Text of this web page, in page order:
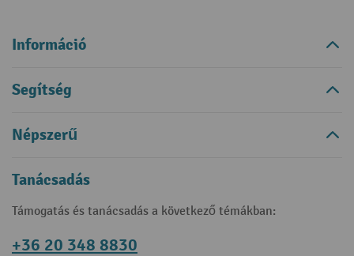
Információ
Segítség
Népszerű
Tanácsadás
Támogatás és tanácsadás a következő témákban:
+36 20 348 8830